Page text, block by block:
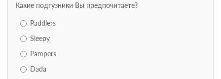
Какие подгузники Вы предпочитаете?
Paddlers
Sleepy
Pampers
Dada